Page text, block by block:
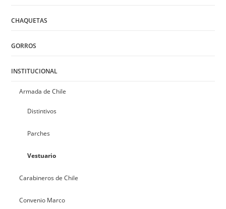
CHAQUETAS
GORROS
INSTITUCIONAL
Armada de Chile
Distintivos
Parches
Vestuario
Carabineros de Chile
Convenio Marco